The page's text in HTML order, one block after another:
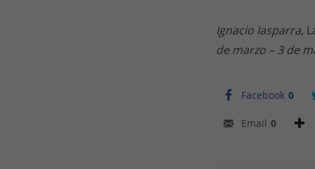
Ignacio Iasparra,
de marzo – 3 de
Facebook 0
Email 0